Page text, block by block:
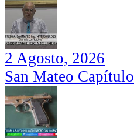
2 Agosto, 2026
San Mateo